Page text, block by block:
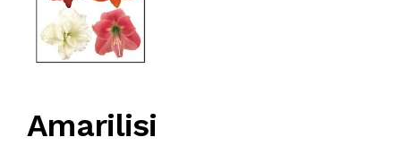
PERAČ
Amarilisi